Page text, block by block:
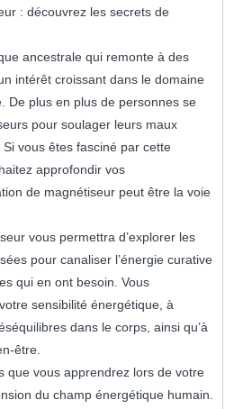
ancestrale qui remonte à des
intérêt croissant dans le domaine
De plus en plus de personnes se
pour soulager leurs maux
vous êtes fasciné par cette
approfondir vos
de magnétiseur peut être la voie
vous permettra d’explorer les
pour canaliser l’énergie curative
qui en ont besoin. Vous
sensibilité énergétique, à
dans le corps, ainsi qu’à
être.
que vous apprendrez lors de votre
du champ énergétique humain.